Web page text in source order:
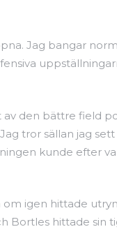
Jag bangar
den bättre field
tror sällan jag
kunde efter
om igen hittade
Bortles hittade sin